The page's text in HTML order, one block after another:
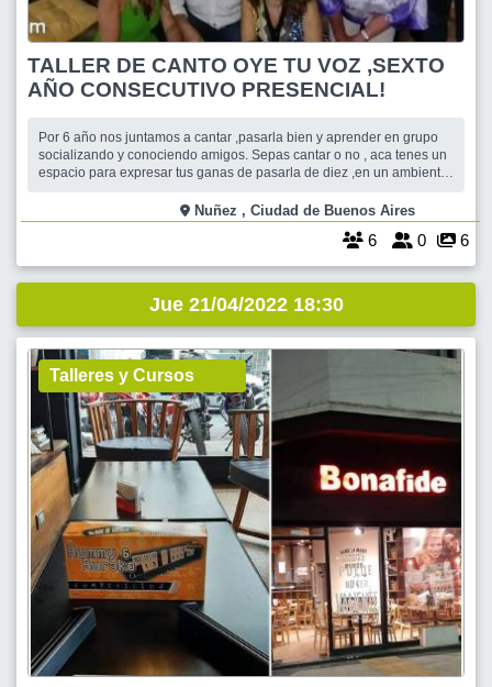
TALLER DE CANTO OYE TU VOZ ,SEXTO
AÑO CONSECUTIVO PRESENCIAL!
Por 6 año nos juntamos a cantar ,pasarla bien y aprender en grupo
socializando y conociendo amigos. Sepas cantar o no , aca tenes un
espacio para expresar tus ganas de pasarla de diez ,en un ambiente
Nuñez , Ciudad de Buenos Aires
6 0 6
Jue 21/04/2022 18:30
Talleres y Cursos